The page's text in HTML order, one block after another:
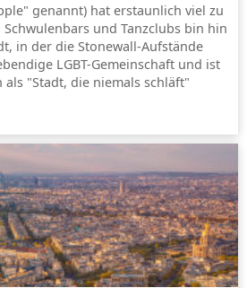
genannt) hat erstaunlich viel zu
und Tanzclubs bin hin
in der die Stonewall-Aufstände
LGBT-Gemeinschaft und ist
"Stadt, die niemals schläft"